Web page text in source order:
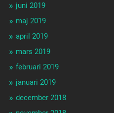
juni 2019
maj 2019
april 2019
mars 2019
februari 2019
januari 2019
december 2018